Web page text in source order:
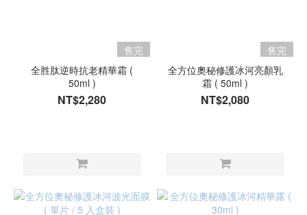
售完
全胜肽逆時抗老精華霜 (
50ml )
NT$2,280
售完
全方位奧秘修護冰河亮顏乳
霜 ( 50ml )
NT$2,080